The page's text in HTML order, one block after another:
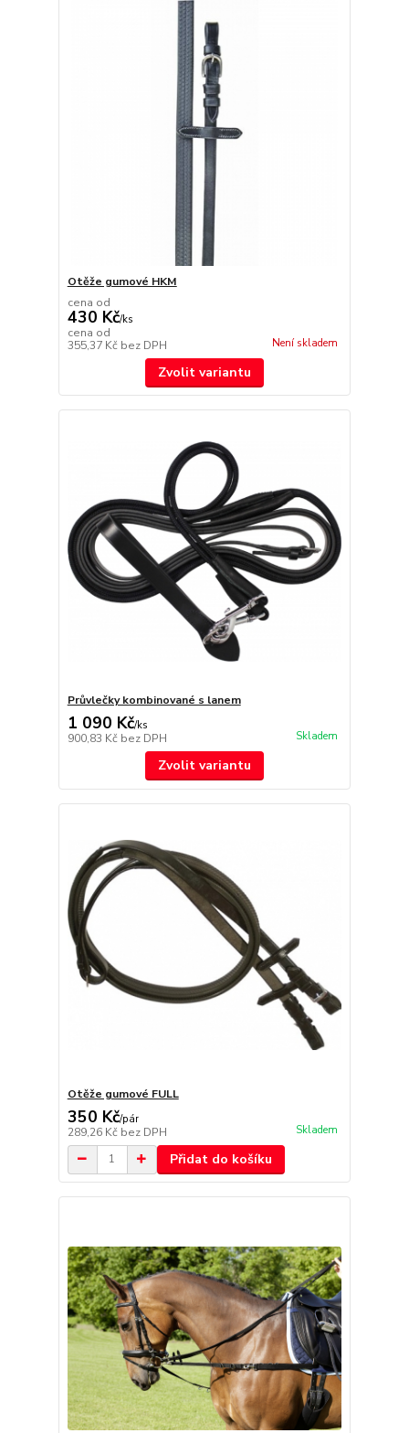
Otěže gumové HKM
cena od
430 Kč/ks
cena od
355,37 Kč bez DPH Není skladem
Zvolit variantu
Průvlečky kombinované s lanem
1 090 Kč/ks
900,83 Kč bez DPH Skladem
Zvolit variantu
Otěže gumové FULL
350 Kč/pár
289,26 Kč bez DPH Skladem
Přidat do košíku